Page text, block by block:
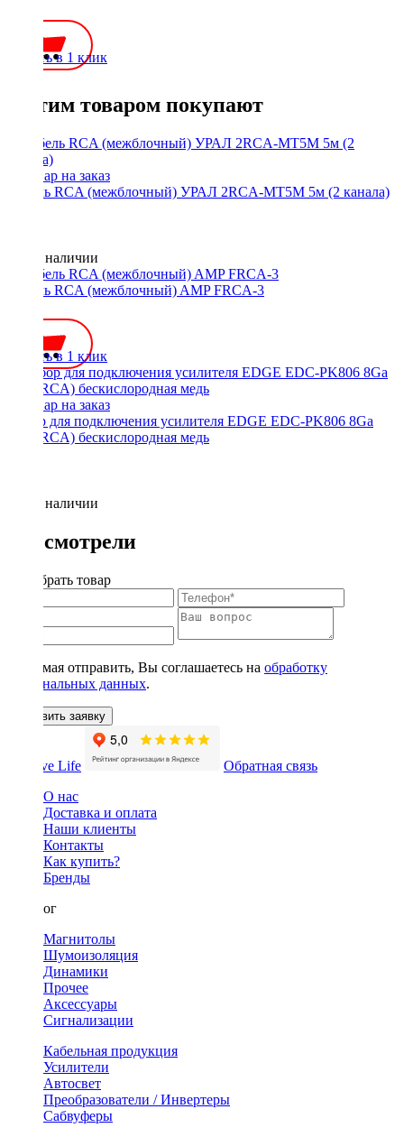
Купить в 1 клик
С этим товаром покупают
Кабель RCA (межблочный) УРАЛ 2RCA-MT5M 5м (2 канала)
Нет в наличии
Кабель RCA (межблочный) AMP FRCA-3
Купить в 1 клик
Набор для подключения усилителя EDGE EDC-PK806 8Ga
(БЕЗ RCA) бескислородная медь
Нет в наличии
Вы смотрели
Подобрать товар
Нажимая отправить, Вы соглашаетесь на обработку
персональных данных.
Оставить заявку
Обратная связь
О нас
Доставка и оплата
Наши клиенты
Контакты
Как купить?
Бренды
Каталог
Магнитолы
Шумоизоляция
Динамики
Прочее
Аксессуары
Сигнализации
Кабельная продукция
Усилители
Автосвет
Преобразователи / Инвертеры
Сабвуферы